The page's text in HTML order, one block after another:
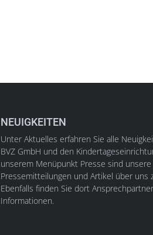
NEUIGKEITEN
Unter Aktuelles erfahren Sie alle
BVZ GmbH und den
unserem Menüpunkt Presse sind unsere
Pressemitteilungen und Artikel über uns
Ebenfalls finden Sie dort
Informationen.